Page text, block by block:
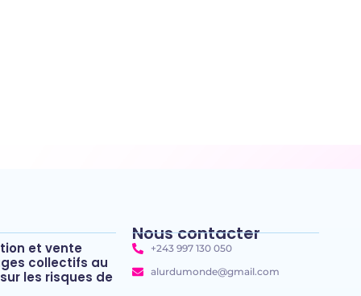
et vente
collectifs au
les risques de
Nous contacter
+243 997 130 050
alurdumonde@gmail.com